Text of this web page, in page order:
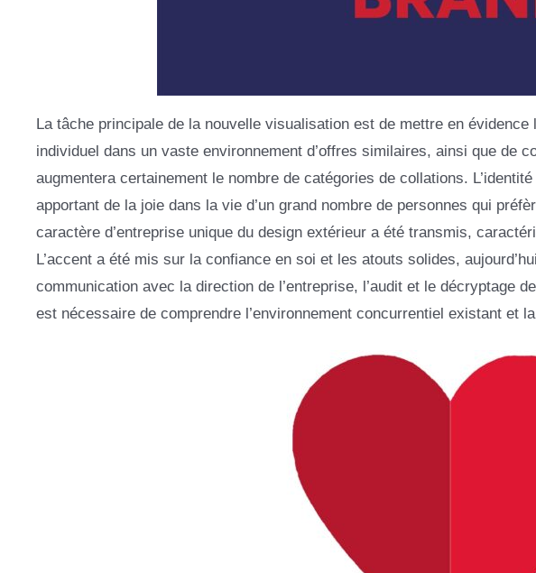
La tâche principale de la nouvelle visualisation est de mettre en évidence
individuel dans un vaste environnement d’offres similaires, ainsi que de
augmentera certainement le nombre de catégories de collations.
apportant de la joie dans la vie d’un grand nombre de personnes qui
caractère d’entreprise unique du design extérieur a été transmis,
L’accent a été mis sur la confiance en soi et les atouts solides,
communication avec la direction de l’entreprise, l’audit et le décryptage
est nécessaire de comprendre l’environnement concurrentiel existant et